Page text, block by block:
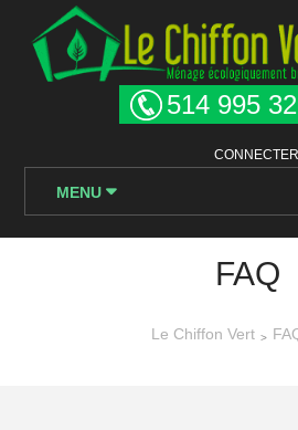
514 995
CONNECTER
MENU
FAQ
Le Chiffon Vert >